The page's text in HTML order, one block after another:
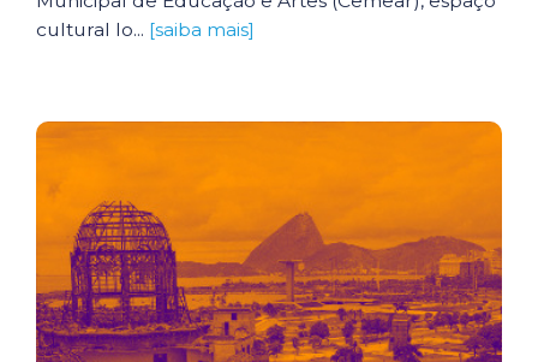
cultural lo... [saiba mais]